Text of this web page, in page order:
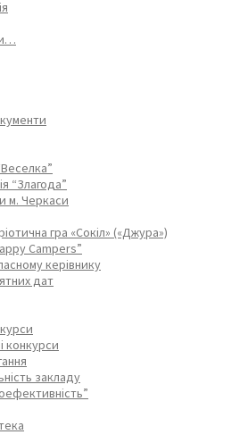
“Злагода”
м. Черкаси
гра «Сокіл» («Джура»)
Campers”
керівнику
дат
конкурси
закладу